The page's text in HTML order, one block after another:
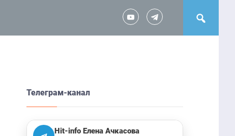
Телеграм-канал
Hit-info Елена Ачкасова
никогда не воспринимается как
мысль: «Это происходит со мной».